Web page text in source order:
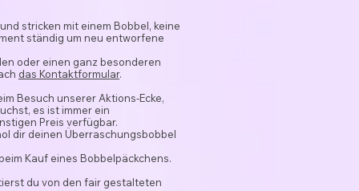
stricken mit einem Bobbel, keine
ständig um neu entworfene
oder einen ganz besonderen
das Kontaktformular.
Besuch unserer Aktions-Ecke,
es ist immer ein
Preis verfügbar.
dir deinen Überraschungsbobbel
Kauf eines Bobbelpäckchens.
du von den fair gestalteten